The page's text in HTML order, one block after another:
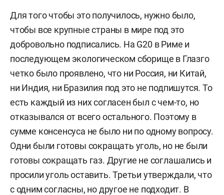
Владелец авторского телеграм-канала
«Геостратег» (более 100 тыс. подписчиков).
Для того чтобы это получилось, нужно было,
чтобы все крупные страны в мире под это
добровольно подписались. На G20 в Риме и
последующем экологическом сборище в Глазго
четко было проявлено, что ни Россия, ни Китай,
ни Индия, ни Бразилия под это не подпишутся. То
есть каждый из них согласен был с чем-то, но
отказывался от всего остального. Поэтому в
сумме консенсуса не было ни по одному вопросу.
Одни были готовы сокращать уголь, но не были
готовы сокращать газ. Другие не соглашались и
просили уголь оставить. Третьи утверждали, что
с одним согласны, но другое не подходит. В